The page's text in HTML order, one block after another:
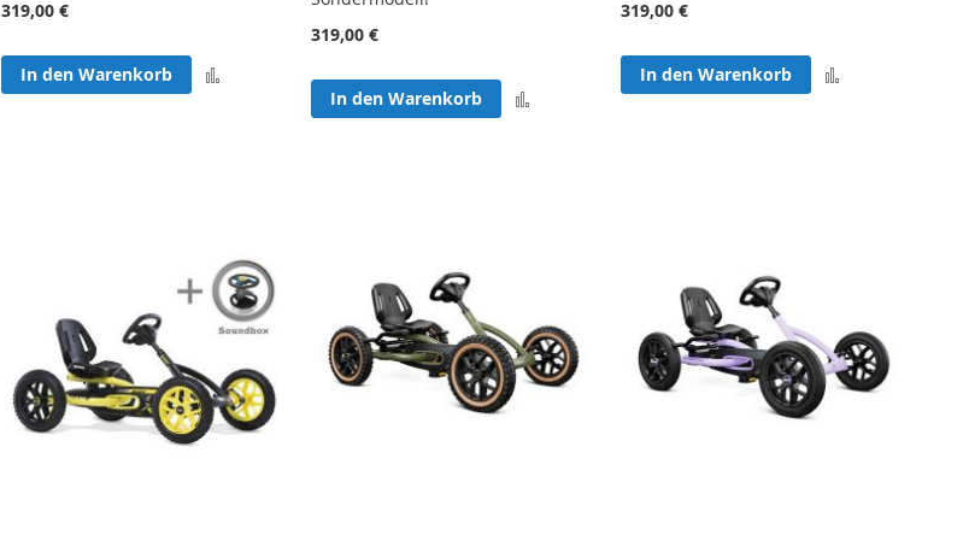
319,00 €
In den Warenkorb
Vergleichsliste
319,00 €
In den Warenkorb
319,00 €
In den Warenkorb